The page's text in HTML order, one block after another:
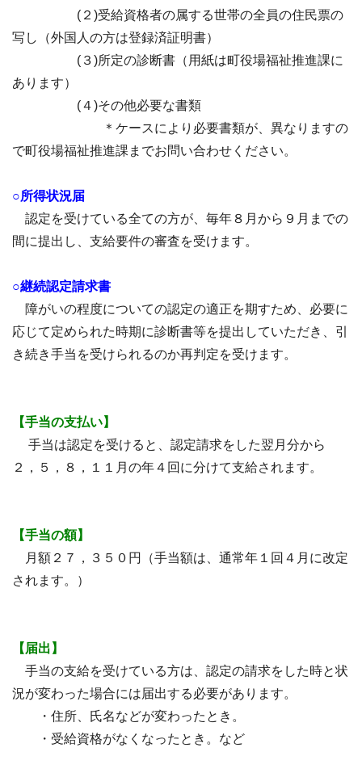
(２)受給資格者の属する世帯の全員の住民票の
写し（外国人の方は登録済証明書）
(３)所定の診断書（用紙は町役場福祉推進課に
あります）
(４)その他必要な書類
＊ケースにより必要書類が、異なりますの
で町役場福祉推進課までお問い合わせください。
○所得状況届
認定を受けている全ての方が、毎年８月から９月までの
間に提出し、支給要件の審査を受けます。
○継続認定請求書
障がいの程度についての認定の適正を期すため、必要に
応じて定められた時期に診断書等を提出していただき、引
き続き手当を受けられるのか再判定を受けます。
【手当の支払い】
手当は認定を受けると、認定請求をした翌月分から
２，５，８，１１月の年４回に分けて支給されます。
【手当の額】
月額２７，３５０円（手当額は、通常年１回４月に改定
されます。）
【届出】
手当の支給を受けている方は、認定の請求をした時と状
況が変わった場合には届出する必要があります。
・住所、氏名などが変わったとき。
・受給資格がなくなったとき。など